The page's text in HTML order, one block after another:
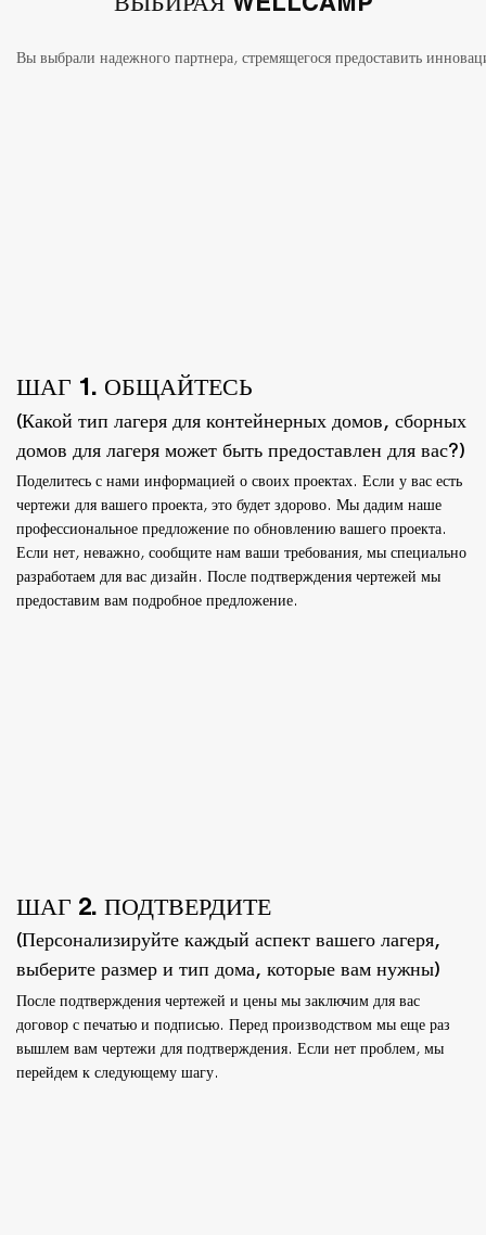
ШАГ 1. ОБЩАЙТЕСЬ
(Какой тип лагеря для контейнерных домов, сборных
домов для лагеря может быть предоставлен для вас?)
Поделитесь с нами информацией о своих проектах. Если у вас есть
чертежи для вашего проекта, это будет здорово. Мы дадим наше
профессиональное предложение по обновлению вашего проекта.
Если нет, неважно, сообщите нам ваши требования, мы специально
разработаем для вас дизайн. После подтверждения чертежей мы
предоставим вам подробное предложение.
ШАГ 2. ПОДТВЕРДИТЕ
(Персонализируйте каждый аспект вашего лагеря,
выберите размер и тип дома, которые вам нужны)
После подтверждения чертежей и цены мы заключим для вас
договор с печатью и подписью. Перед производством мы еще раз
вышлем вам чертежи для подтверждения. Если нет проблем, мы
перейдем к следующему шагу.